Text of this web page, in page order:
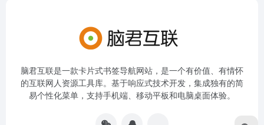
脑君互联是一款卡片式书签导航网站，是一个有价值、有情怀
的互联网人资源工具库。基于响应式技术开发，集成独有的简
易个性化菜单，支持手机端、移动平板和电脑桌面体验。